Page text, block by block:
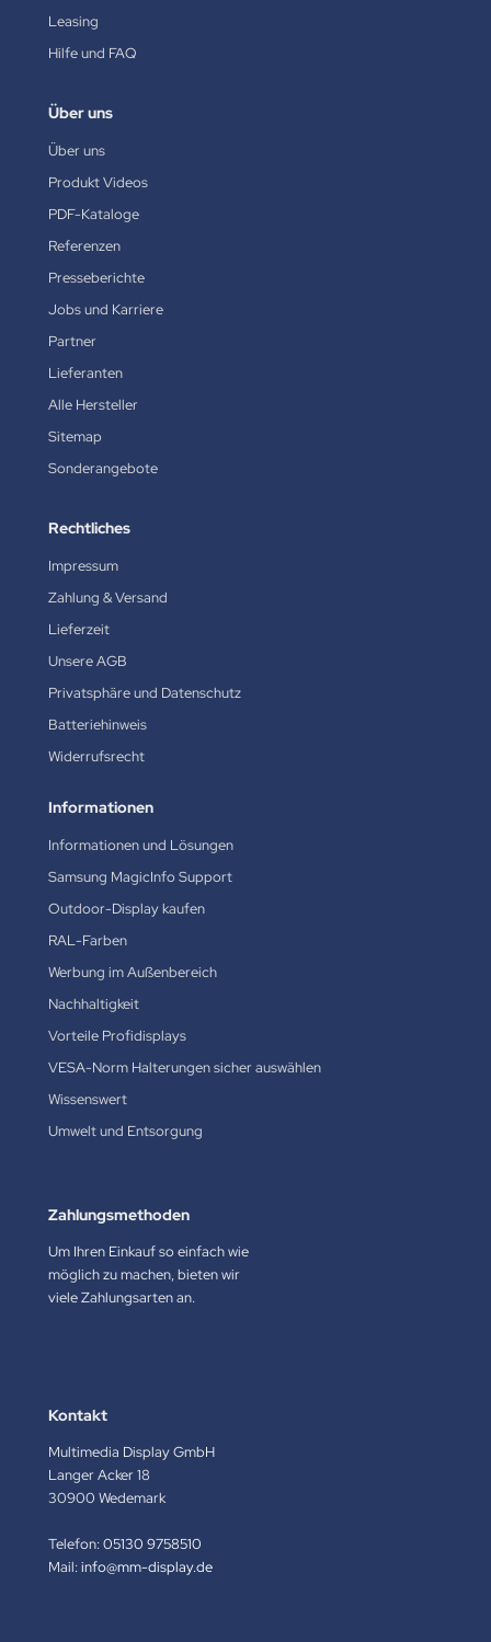
Leasing
Hilfe und FAQ
Über uns
Über uns
Produkt Videos
PDF-Kataloge
Referenzen
Presseberichte
Jobs und Karriere
Partner
Lieferanten
Alle Hersteller
Sitemap
Sonderangebote
Rechtliches
Impressum
Zahlung & Versand
Lieferzeit
Unsere AGB
Privatsphäre und Datenschutz
Batteriehinweis
Widerrufsrecht
Informationen
Informationen und Lösungen
Samsung MagicInfo Support
Outdoor-Display kaufen
RAL-Farben
Werbung im Außenbereich
Nachhaltigkeit
Vorteile Profidisplays
VESA-Norm Halterungen sicher auswählen
Wissenswert
Umwelt und Entsorgung
Zahlungsmethoden
Um Ihren Einkauf so einfach wie
möglich zu machen, bieten wir
viele Zahlungsarten an.
Kontakt
Multimedia Display GmbH
Langer Acker 18
30900 Wedemark
Telefon:05130 9758510
Mail:info@mm-display.de